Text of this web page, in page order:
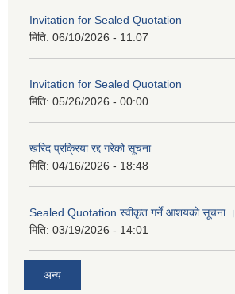
Invitation for Sealed Quotation
मिति: 06/10/2026 - 11:07
Invitation for Sealed Quotation
मिति: 05/26/2026 - 00:00
खरिद प्रक्रिया रद्द गरेको सूचना
मिति: 04/16/2026 - 18:48
Sealed Quotation स्वीकृत गर्ने आशयको सूचना ।
मिति: 03/19/2026 - 14:01
अन्य